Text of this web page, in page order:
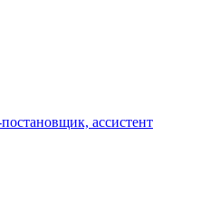
ассистент